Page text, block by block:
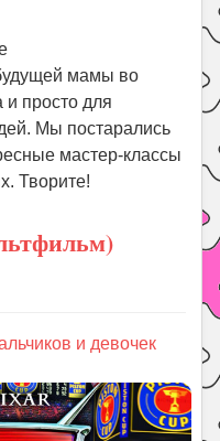
мамы во
и просто для
Мы постарались
мастер-классы
Творите!
и девочек